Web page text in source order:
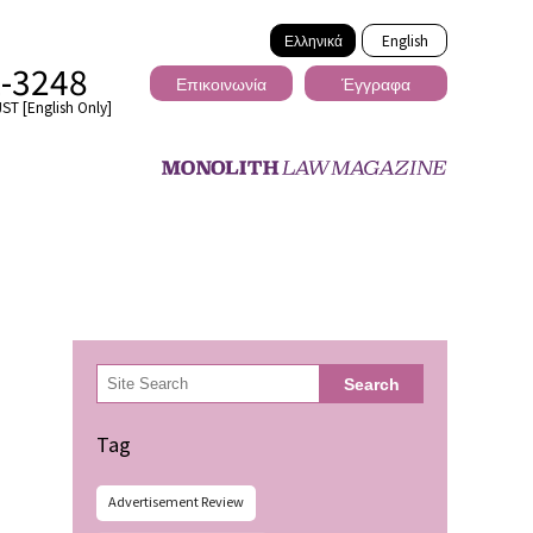
Ελληνικά English
3248
[English Only]
Επικοινωνία Έγγραφα
検
索 Search
Tag
Advertisement Review